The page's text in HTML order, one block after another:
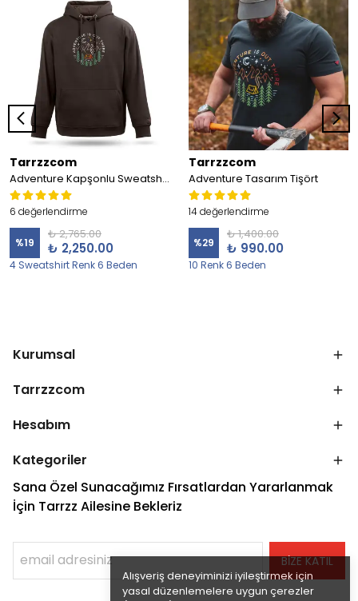
Alışveriş deneyiminizi iyileştirmek için
yasal düzenlemelere uygun çerezler
Tarrzzcom
Adventure Kapşonlu Sweatshirt
6 değerlendirme
%19
₺ 2,765.00
₺ 2,250.00
4 Sweatshirt Renk 6 Beden
Tarrzzcom
Adventure Tasarım Tişört
14 değerlendirme
%29
₺ 1,400.00
₺ 990.00
10 Renk 6 Beden
Kurumsal
Tarrzzcom
Hesabım
Kategoriler
Sana Özel Sunacağımız Fırsatlardan Yararlanmak
İçin Tarrzz Ailesine Bekleriz
BİZE KATIL